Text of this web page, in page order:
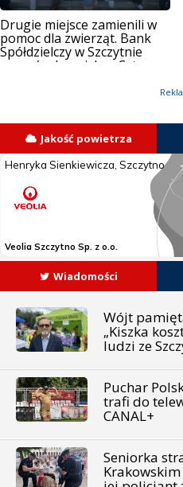
Drugie miejsce zamienili w
pomoc dla zwierząt. Bank
Spółdzielczy w Szczytnie
wsparł schronisko „Cztery
Jakość powietrza
Wiadomości
Wójt
„Kiszka
ludzi ze
Puchar
trafi do
CANAL+
Seniorka
Krakowskim